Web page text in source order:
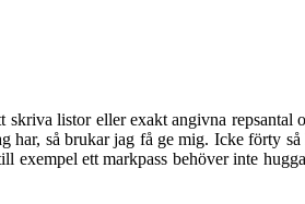
listor eller exakt angivna repsantal
har, så brukar jag få ge mig. Icke förty
ett markpass behöver inte